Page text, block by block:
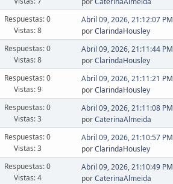
Respuestas: 0
Vistas: 8
Abril 09, 2026, 21:12:07 PM
porClarindaHousley
Respuestas: 0
Vistas: 8
Abril 09, 2026, 21:11:44 PM
porClarindaHousley
Respuestas: 0
Vistas: 9
Abril 09, 2026, 21:11:21 PM
porClarindaHousley
Respuestas: 0
Vistas: 3
Abril 09, 2026, 21:11:08 PM
porCaterinaAlmeida
Respuestas: 0
Vistas: 3
Abril 09, 2026, 21:10:57 PM
porClarindaHousley
Respuestas: 0
Vistas: 4
Abril 09, 2026, 21:10:49 PM
porCaterinaAlmeida